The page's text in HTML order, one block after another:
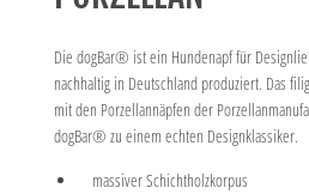
Die dogBar® ist ein Hundenapf für
nachhaltig in Deutschland produziert. Das
mit den Porzellannäpfen der
dogBar® zu einem echten Designklassiker.
massiver Schichtholzkorpus